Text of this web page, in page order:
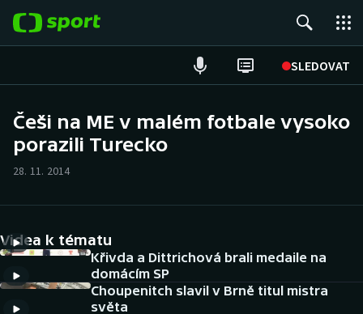
SLEDOVAT
Hokej
Cyklistika
DALŠÍ SPORTY
Češi na ME v malém fotbale vysoko
porazili Turecko
28. 11. 2014
Videa k tématu
Křivda a Dittrichová brali medaile na
domácím SP
Choupenitch slavil v Brně titul mistra
světa